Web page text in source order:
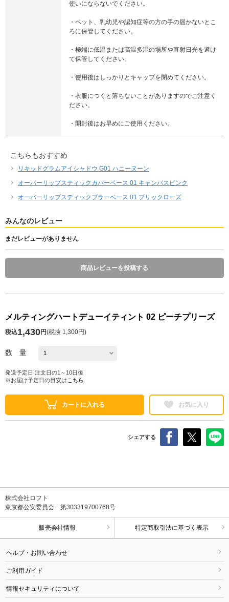
使いにならないでください。
・ペット、乳幼児や認知症等の方の手の届かないとこ
ろに保管してください。
・極端に低温または高温多湿の場所や直射日光を避け
て保管してください。
・使用後はしっかりとキャップを閉めてください。
・衣服につくと落ちないことがありますのでご注意く
ださい。
・開封後はお早めにご使用ください。
こちらもおすすめ
リキッドグラムアイシャドウ G01 ハニーヌーン
オーバーリップスティックカバーベース 01 キャンバスピンク
オーバーリップスティックブラーベース 01 ブリックローズ
みんなのレビュー
まだレビューがありません
商品レビューを投稿する
メルティングハートデューイティント 02 ピーチプリーズ
税込1,430円(税抜 1,300円)
数 量
発送予定日 注文日の1～10日後
※お届け予定日の目安は こちら
カートに入れる お気に入り
シェアする
株式会社ロフト
東京都公安委員会 第303319700768号
販売会社情報 特定商取引法に基づく表示
ヘルプ・お問い合わせ
ご利用ガイド
情報セキュリティについて